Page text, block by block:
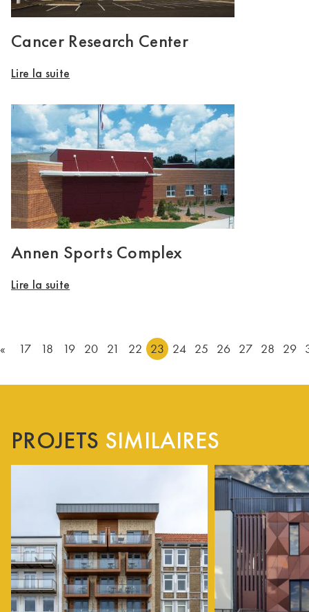
Cancer Research Center
Lire la suite
Annen Sports Complex
Lire la suite
« 17 18 19 20 21 22 23 24 25 26 27 28 29
PROJETS SIMILAIRES